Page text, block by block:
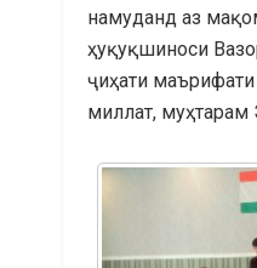
намуданд аз
ҳуқуқшиноси
ҷиҳати
миллат,